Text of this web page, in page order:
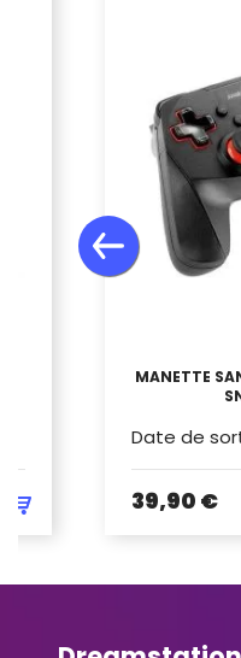
MANETTE
Date de
39,90 €